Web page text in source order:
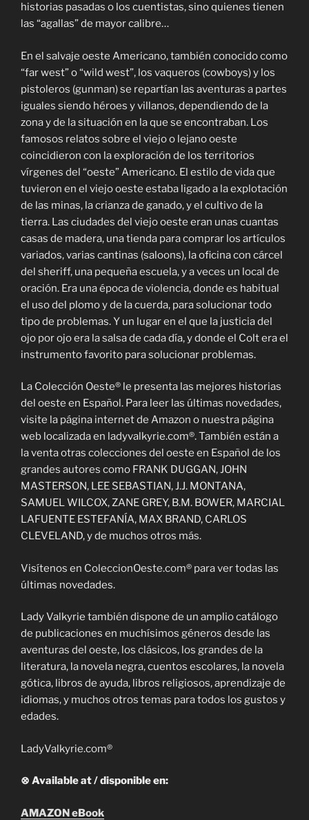
historias pasadas o los cuentistas, sino quienes tienen
las “agallas” de mayor calibre…
En el salvaje oeste Americano, también conocido como
“far west” o “wild west”, los vaqueros (cowboys) y los
pistoleros (gunman) se repartían las aventuras a partes
iguales siendo héroes y villanos, dependiendo de la
zona y de la situación en la que se encontraban. Los
famosos relatos sobre el viejo o lejano oeste
coincidieron con la exploración de los territorios
vírgenes del “oeste” Americano. El estilo de vida que
tuvieron en el viejo oeste estaba ligado a la explotación
de las minas, la crianza de ganado, y el cultivo de la
tierra. Las ciudades del viejo oeste eran unas cuantas
casas de madera, una tienda para comprar los artículos
variados, varias cantinas (saloons), la oficina con cárcel
del sheriff, una pequeña escuela, y a veces un local de
oración. Era una época de violencia, donde es habitual
el uso del plomo y de la cuerda, para solucionar todo
tipo de problemas. Y un lugar en el que la justicia del
ojo por ojo era la salsa de cada día, y donde el Colt era el
instrumento favorito para solucionar problemas.
La Colección Oeste® le presenta las mejores historias
del oeste en Español. Para leer las últimas novedades,
visite la página internet de Amazon o nuestra página
web localizada en ladyvalkyrie.com®. También están a
la venta otras colecciones del oeste en Español de los
grandes autores como FRANK DUGGAN, JOHN
MASTERSON, LEE SEBASTIAN, J.J. MONTANA,
SAMUEL WILCOX, ZANE GREY, B.M. BOWER, MARCIAL
LAFUENTE ESTEFANÍA, MAX BRAND, CARLOS
CLEVELAND, y de muchos otros más.
Visítenos en ColeccionOeste.com® para ver todas las
últimas novedades.
Lady Valkyrie también dispone de un amplio catálogo
de publicaciones en muchísimos géneros desde las
aventuras del oeste, los clásicos, los grandes de la
literatura, la novela negra, cuentos escolares, la novela
gótica, libros de ayuda, libros religiosos, aprendizaje de
idiomas, y muchos otros temas para todos los gustos y
edades.
LadyValkyrie.com®
⊗ Available at / disponible en:
AMAZON eBook